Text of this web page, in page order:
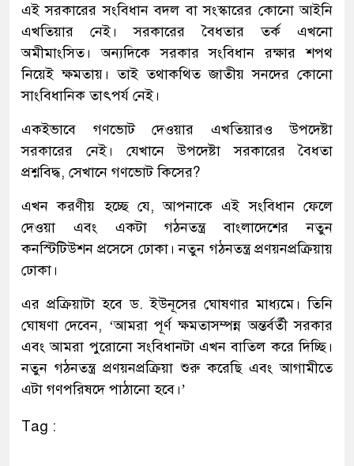
এই সরকারের সংবিধান বদল বা সংস্কারের কোনো আইনি
এখতিয়ার নেই। সরকারের বৈধতার তর্ক এখনো
অমীমাংসিত। অন্যদিকে সরকার সংবিধান রক্ষার শপথ
নিয়েই ক্ষমতায়। তাই তথাকথিত জাতীয় সনদের কোনো
সাংবিধানিক তাৎপর্য নেই।
একইভাবে গণভোট দেওয়ার এখতিয়ারও উপদেষ্টা
সরকারের নেই। যেখানে উপদেষ্টা সরকারের বৈধতা
প্রশ্নবিদ্ধ, সেখানে গণভোট কিসের?
এখন করণীয় হচ্ছে যে, আপনাকে এই সংবিধান ফেলে
দেওয়া এবং একটা গঠনতন্ত্র বাংলাদেশের নতুন
কনস্টিটিউশন প্রসেসে ঢোকা। নতুন গঠনতন্ত্র প্রণয়নপ্রক্রিয়ায়
ঢোকা।
এর প্রক্রিয়াটা হবে ড. ইউনূসের ঘোষণার মাধ্যমে। তিনি
ঘোষণা দেবেন, ‘আমরা পূর্ণ ক্ষমতাসম্পন্ন অন্তর্বর্তী সরকার
এবং আমরা পুরোনো সংবিধানটা এখন বাতিল করে দিচ্ছি।
নতুন গঠনতন্ত্র প্রণয়নপ্রক্রিয়া শুরু করেছি এবং আগামীতে
এটা গণপরিষদে পাঠানো হবে।’
Tag :